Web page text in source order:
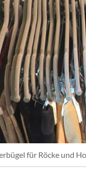
für Röcke und